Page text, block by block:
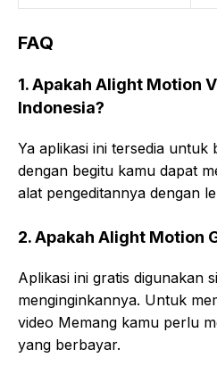
FAQ
1. Apakah Alight Motion
Indonesia?
Ya aplikasi ini tersedia untuk
dengan begitu kamu dapat
alat pengeditannya dengan
2. Apakah Alight Motion
Aplikasi ini gratis digunakan
menginginkannya. Untuk
video Memang kamu perlu
yang berbayar.